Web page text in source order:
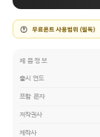
무료폰트 사용범위 (필독)
제품정보
출시 연도
포함 문자
저작권사
제작사